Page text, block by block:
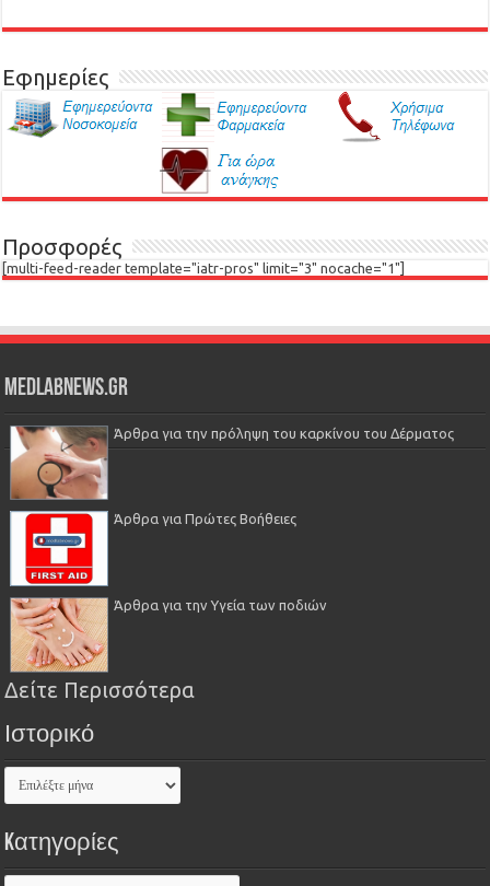
Εφημερίες
Προσφορές
[multi-feed-reader template="iatr-pros" limit="3" nocache="1"]
Medlabnews.gr
Άρθρα για την πρόληψη του καρκίνου του Δέρματος
Άρθρα για Πρώτες Βοήθειες
Άρθρα για την Υγεία των ποδιών
Δείτε Περισσότερα
Ιστορικό
Kατηγορίες